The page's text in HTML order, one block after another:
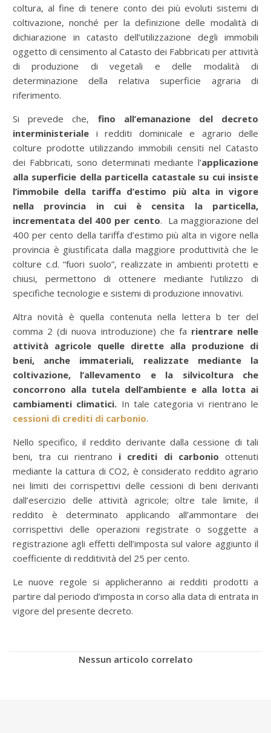
coltura, al fine di tenere conto dei più evoluti sistemi di
coltivazione, nonché per la definizione delle modalità di
dichiarazione in catasto dell’utilizzazione degli immobili
oggetto di censimento al Catasto dei Fabbricati per attività
di produzione di vegetali e delle modalità di
determinazione della relativa superficie agraria di
riferimento.
Si prevede che, fino all’emanazione del decreto
interministeriale i redditi dominicale e agrario delle
colture prodotte utilizzando immobili censiti nel Catasto
dei Fabbricati, sono determinati mediante l’applicazione
alla superficie della particella catastale su cui insiste
l’immobile della tariffa d’estimo più alta in vigore
nella provincia in cui è censita la particella,
incrementata del 400 per cento. La maggiorazione del
400 per cento della tariffa d’estimo più alta in vigore nella
provincia è giustificata dalla maggiore produttività che le
colture c.d. “fuori suolo”, realizzate in ambienti protetti e
chiusi, permettono di ottenere mediante l’utilizzo di
specifiche tecnologie e sistemi di produzione innovativi.
Altra novità è quella contenuta nella lettera b ter del
comma 2 (di nuova introduzione) che fa rientrare nelle
attività agricole quelle dirette alla produzione di
beni, anche immateriali, realizzate mediante la
coltivazione, l’allevamento e la silvicoltura che
concorrono alla tutela dell’ambiente e alla lotta ai
cambiamenti climatici. In tale categoria vi rientrano le
cessioni di crediti di carbonio.
Nello specifico, il reddito derivante dalla cessione di tali
beni, tra cui rientrano i crediti di carbonio ottenuti
mediante la cattura di CO2, è considerato reddito agrario
nei limiti dei corrispettivi delle cessioni di beni derivanti
dall’esercizio delle attività agricole; oltre tale limite, il
reddito è determinato applicando all’ammontare dei
corrispettivi delle operazioni registrate o soggette a
registrazione agli effetti dell’imposta sul valore aggiunto il
coefficiente di redditività del 25 per cento.
Le nuove regole si applicheranno ai redditi prodotti a
partire dal periodo d’imposta in corso alla data di entrata in
vigore del presente decreto.
Nessun articolo correlato